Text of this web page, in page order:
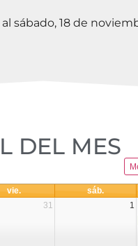
sábado, 18 de
DEL MES​
vie. sáb.
31 1